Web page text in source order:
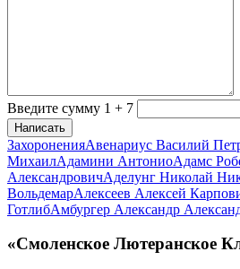
Введите сумму 1 + 7
Написать
ЗахороненияАвенариус Василий
МихаилАдамини АнтониоАдамс
АлександровичАделунг Николай
ВольдемарАлексеев Алексей
ГотлибАмбургер Александр
«Смоленское Лютеранское